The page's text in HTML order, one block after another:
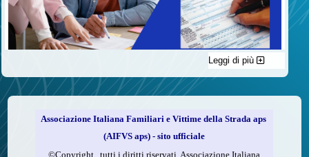
C'è un modo di contribuire alle attività dell’A.I.F.V.S. a favore
delle vittime della strada e per dare giustizia ai superstiti ed ai
loro familiari che non costa nulla: devolvere il 5 per mille della
Compila la scheda CUD o del modello 730.
Leggi di più
Associazione Italiana Familiari e Vittime della Strada aps
(AIFVS aps) - sito ufficiale
©​Copyright tutti i diritti riservati. Associazione Italiana